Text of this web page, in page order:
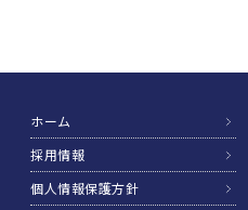
ホーム
採用情報
個人情報保護方針